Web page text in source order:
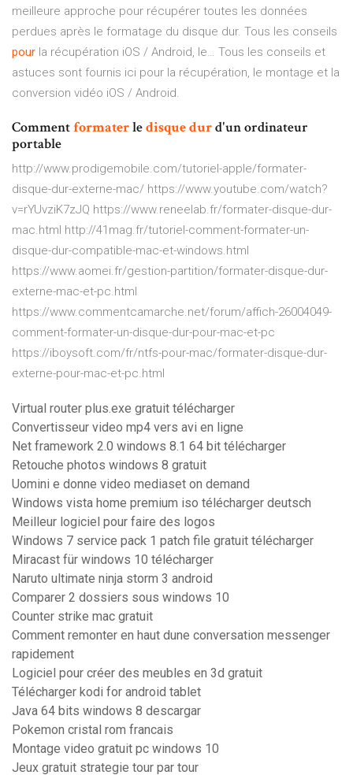
meilleure approche pour récupérer toutes les données
perdues après le formatage du disque dur. Tous les conseils
pour la récupération iOS / Android, le… Tous les conseils et
astuces sont fournis ici pour la récupération, le montage et la
conversion vidéo iOS / Android.
Commentformaterledisquedurd'un ordinateur
portable
http://www.prodigemobile.com/tutoriel-apple/formater-
disque-dur-externe-mac/ https://www.youtube.com/watch?
v=rYUvziK7zJQ https://www.reneelab.fr/formater-disque-dur-
mac.html http://41mag.fr/tutoriel-comment-formater-un-
disque-dur-compatible-mac-et-windows.html
https://www.aomei.fr/gestion-partition/formater-disque-dur-
externe-mac-et-pc.html
https://www.commentcamarche.net/forum/affich-26004049-
comment-formater-un-disque-dur-pour-mac-et-pc
https://iboysoft.com/fr/ntfs-pour-mac/formater-disque-dur-
externe-pour-mac-et-pc.html
Virtual router plus.exe gratuit télécharger
Convertisseur video mp4 vers avi en ligne
Net framework 2.0 windows 8.1 64 bit télécharger
Retouche photos windows 8 gratuit
Uomini e donne video mediaset on demand
Windows vista home premium iso télécharger deutsch
Meilleur logiciel pour faire des logos
Windows 7 service pack 1 patch file gratuit télécharger
Miracast für windows 10 télécharger
Naruto ultimate ninja storm 3 android
Comparer 2 dossiers sous windows 10
Counter strike mac gratuit
Comment remonter en haut dune conversation messenger
rapidement
Logiciel pour créer des meubles en 3d gratuit
Télécharger kodi for android tablet
Java 64 bits windows 8 descargar
Pokemon cristal rom francais
Montage video gratuit pc windows 10
Jeux gratuit strategie tour par tour